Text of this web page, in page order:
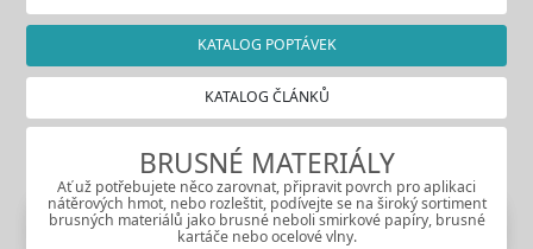
KATALOG POPTÁVEK
KATALOG ČLÁNKŮ
BRUSNÉ MATERIÁLY
Ať už potřebujete něco zarovnat, připravit povrch pro aplikaci
nátěrových hmot, nebo rozleštit, podívejte se na široký sortiment
brusných materiálů jako brusné neboli smirkové papíry, brusné
kartáče nebo ocelové vlny.